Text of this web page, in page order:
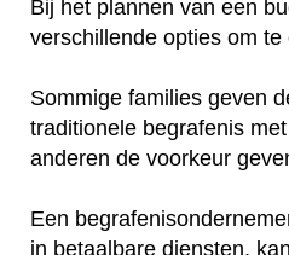
Bij het plannen van een
verschillende opties om te
Sommige families geven
traditionele begrafenis
anderen de voorkeur
Een
in betaalbare diensten,